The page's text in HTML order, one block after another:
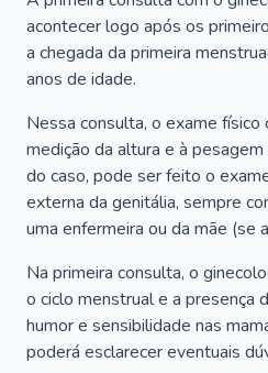
acontecer logo após os
a chegada da primeira
anos de idade.
Nessa consulta, o exame físico
medição da altura e à
do caso, pode ser feito o
externa da genitália, sempre
uma enfermeira ou da mãe (se
Na primeira consulta, o
o ciclo menstrual e a presença
humor e sensibilidade nas
poderá esclarecer eventuais